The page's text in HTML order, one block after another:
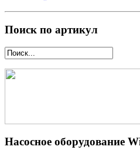
Поиск по артикул
Насосное оборудование